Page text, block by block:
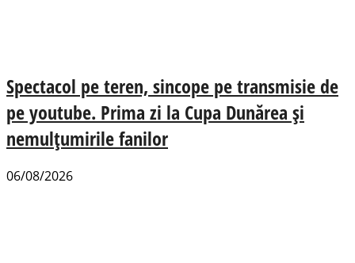
Spectacol pe teren, sincope pe transmisie de
pe youtube. Prima zi la Cupa Dunărea și
nemulțumirile fanilor
06/08/2026